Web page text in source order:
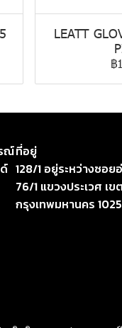
LEATT
฿
ณ์ที่อยู่
128/1 อยู่ระหว่างซอย
76/1 แขวงประเวศ เข
กรุงเทพมหานคร